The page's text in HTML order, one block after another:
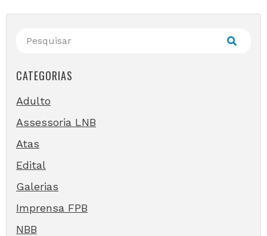
CATEGORIAS
Adulto
Assessoria LNB
Atas
Edital
Galerias
Imprensa FPB
NBB